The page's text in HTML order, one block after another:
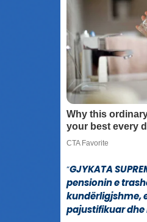
“GJYKATA
pensionin e
kundërligjshme,
pajustifikuar dhe